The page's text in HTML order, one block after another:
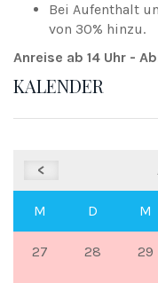
Bei Aufenthalt
von 30% hinzu.
Anreise ab 14 Uhr -
KALENDER
<
M D M
27 28 29